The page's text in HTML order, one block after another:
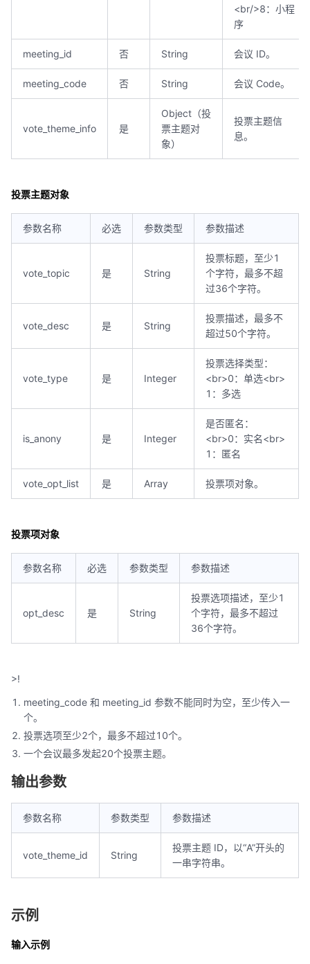
<br/>8：小程
序
meeting_id 否 String 会议 ID。
meeting_code 否 String 会议 Code。
vote_theme_info 是
Object（投
票主题对
象）
投票主题信
息。
投票主题对象
参数名称 必选 参数类型 参数描述
vote_topic 是 String
投票标题，至少1
个字符，最多不超
过36个字符。
vote_desc 是 String
投票描述，最多不
超过50个字符。
vote_type 是 Integer
投票选择类型：
<br>0：单选<br>
1：多选
is_anony 是 Integer
是否匿名：
<br>0：实名<br>
1：匿名
vote_opt_list 是 Array 投票项对象。
投票项对象
参数名称 必选 参数类型 参数描述
opt_desc 是 String
投票选项描述，至少1
个字符，最多不超过
36个字符。
>!
meeting_code 和 meeting_id 参数不能同时为空，至少传入一
个。
投票选项至少2个，最多不超过10个。
一个会议最多发起20个投票主题。
输出参数
参数名称 参数类型 参数描述
vote_theme_id String
投票主题 ID，以“A”开头的
一串字符串。
示例
输入示例